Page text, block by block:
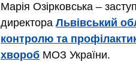
Марія Озірковська –
директора Львівський
контролю та
хвороб МОЗ України.